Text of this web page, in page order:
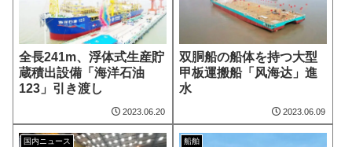
全長241m、浮体式生産貯
蔵積出設備「海洋石油
123」引き渡し
2023.06.20
双胴船の船体を持つ大型
甲板運搬船「风海达」進
水
2023.06.09
国内ニュース 船舶